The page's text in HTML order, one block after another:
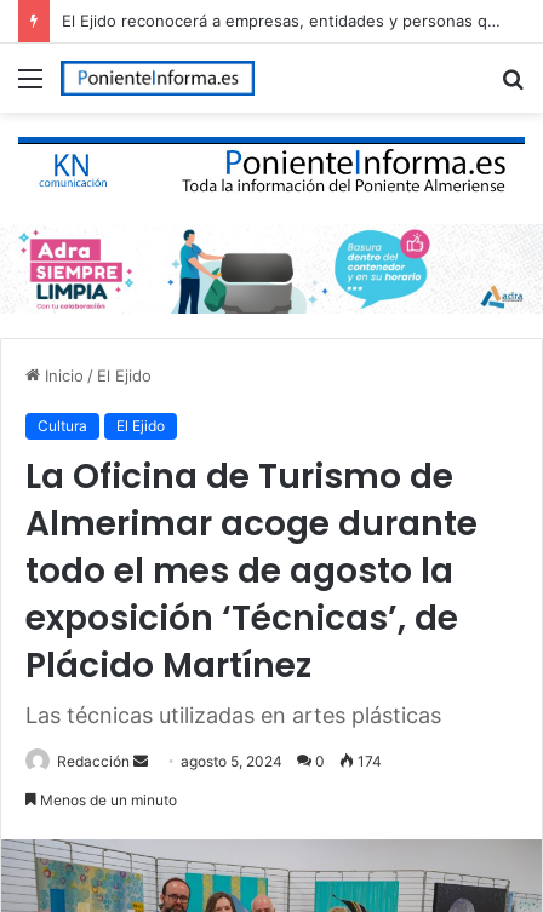
El Ejido reconocerá a empresas, entidades y personas que han contribuido al desarrollo del municipio en el Día de El Ejido
Menú
Inicio / El Ejido
Cultura El Ejido
La Oficina de Turismo de
Almerimar acoge durante
todo el mes de agosto la
exposición ‘Técnicas’, de
Plácido Martínez
Las técnicas utilizadas en artes plásticas
Redacción
Sendagosto 5, 2024 0 174
Menos de un minuto